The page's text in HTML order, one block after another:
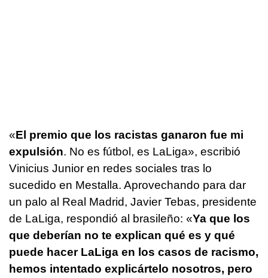
«El premio que los racistas ganaron fue mi
expulsión. No es fútbol, es LaLiga», escribió
Vinicius Junior en redes sociales tras lo
sucedido en Mestalla. Aprovechando para dar
un palo al Real Madrid, Javier Tebas, presidente
de LaLiga, respondió al brasileño: «Ya que los
que deberían no te explican qué es y qué
puede hacer LaLiga en los casos de racismo,
hemos intentado explicártelo nosotros, pero